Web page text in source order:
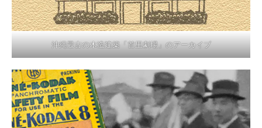
沖縄最古の木造建築「首里劇場」のアーカイブ